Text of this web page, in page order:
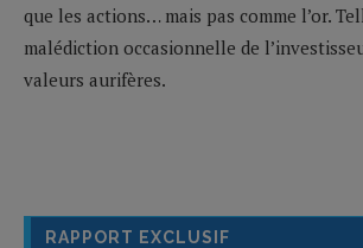
que les actions… mais pas comme l’or.
malédiction occasionnelle de
valeurs aurifères.
RAPPORT EXCLUSIF